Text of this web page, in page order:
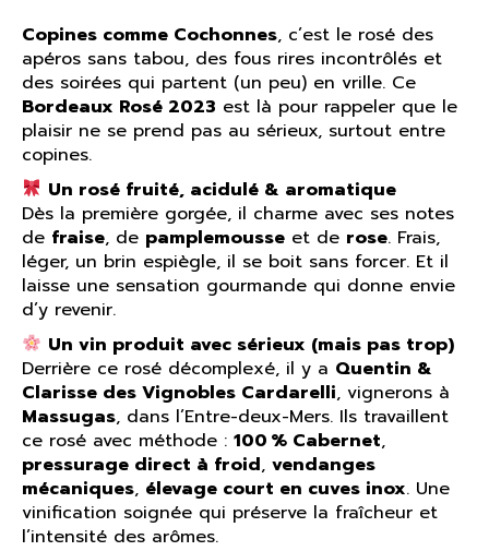
Copines comme Cochonnes, c’est le rosé des
apéros sans tabou, des fous rires incontrôlés et
des soirées qui partent (un peu) en vrille. Ce
Bordeaux Rosé 2023 est là pour rappeler que le
plaisir ne se prend pas au sérieux, surtout entre
copines.
Un rosé fruité, acidulé & aromatique
Dès la première gorgée, il charme avec ses notes
de fraise, de pamplemousse et de rose. Frais,
léger, un brin espiègle, il se boit sans forcer. Et il
laisse une sensation gourmande qui donne envie
d’y revenir.
Un vin produit avec sérieux (mais pas trop)
Derrière ce rosé décomplexé, il y a Quentin &
Clarisse des Vignobles Cardarelli, vignerons à
Massugas, dans l’Entre-deux-Mers. Ils travaillent
ce rosé avec méthode : 100 % Cabernet,
pressurage direct à froid, vendanges
mécaniques, élevage court en cuves inox. Une
vinification soignée qui préserve la fraîcheur et
l’intensité des arômes.